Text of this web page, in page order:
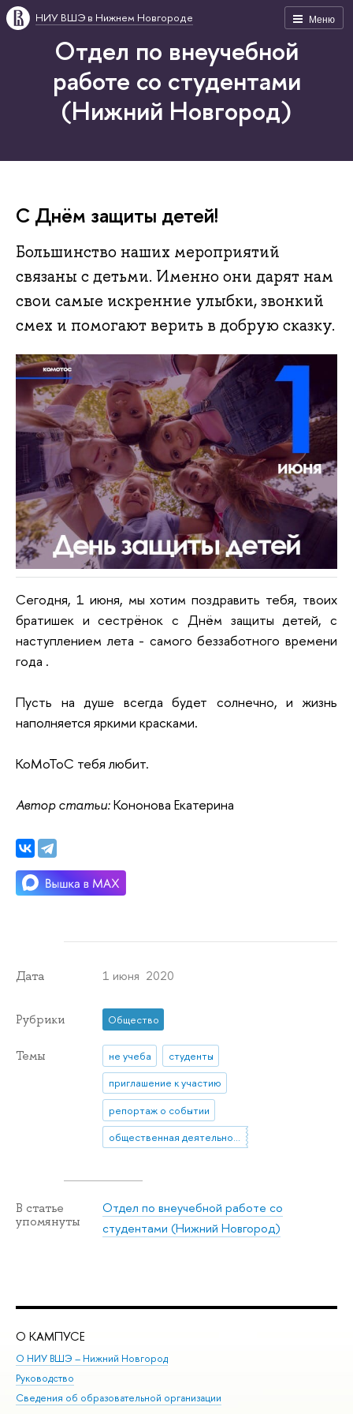
Меню
НИУ ВШЭ в Нижнем Новгороде
Отдел по внеучебной
работе со студентами
(Нижний Новгород)
С Днём защиты детей!
Большинство наших мероприятий
связаны с детьми. Именно они дарят нам
свои самые искренние улыбки, звонкий
смех и помогают верить в добрую сказку.
Сегодня, 1 июня, мы хотим поздравить тебя, твоих
братишек и сестрёнок с Днём защиты детей, с
наступлением лета - самого беззаботного времени
года .
Пусть на душе всегда будет солнечно, и жизнь
наполняется яркими красками.
КоМоТоС тебя любит.
Автор статьи:Кононова Екатерина
Дата 1 июня 2020
Рубрики Общество
Темы не учеба
студенты
приглашение к участию
репортаж о событии
общественная деятельность
В статье
упомянуты
Отдел по внеучебной работе со
студентами (Нижний Новгород)
О КАМПУСЕ
О НИУ ВШЭ – Нижний Новгород
Руководство
Сведения об образовательной организации